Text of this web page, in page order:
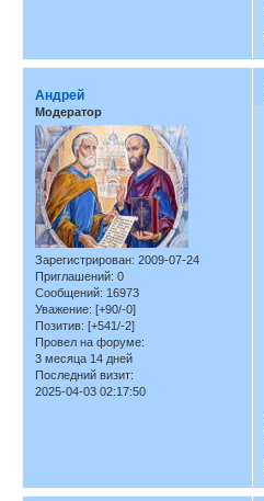
Андрей
Модератор
Зарегистрирован: 2009-07-24
Приглашений: 0
Сообщений: 16973
Уважение: [+90/-0]
Позитив: [+541/-2]
Провел на форуме:
3 месяца 14 дней
Последний визит:
2025-04-03 02:17:50